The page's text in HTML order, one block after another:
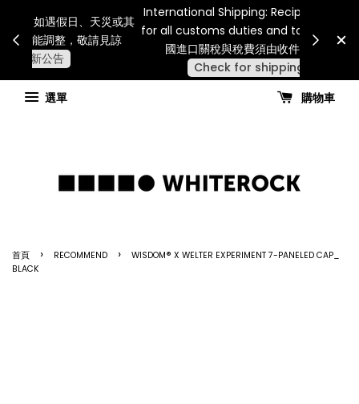
連假期間宅配服務將暫停配送。 如遇假日、天災或其
他不可抗力因素，出貨安排可能調整，敬請見諒
查看國內宅配最新公告
for all
國
選單
購物車
首頁 › RECOMMEND ›
WISDOM® X WELTER EXPERIMENT 7-PANELED CAP_
BLACK